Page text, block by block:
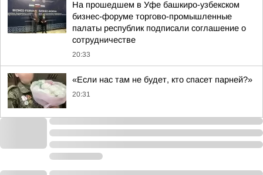
На прошедшем в Уфе башкиро-узбекском
бизнес-форуме торгово-промышленные
палаты республик подписали соглашение о
сотрудничестве
20:33
«Если нас там не будет, кто спасет парней?»
20:31